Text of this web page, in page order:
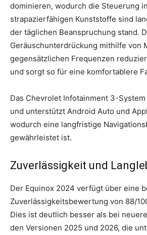
dominieren, wodurch die Steuerung
strapazierfähigen Kunststoffe sind
der täglichen Beanspruchung stand.
Geräuschunterdrückung mithilfe von
gegensätzlichen Frequenzen
und sorgt so für eine komfortablere
Das Chevrolet Infotainment 3-
und unterstützt Android Auto und
wodurch eine langfristige
gewährleistet ist.
Zuverlässigkeit und
Der Equinox 2024 verfügt über eine
Zuverlässigkeitsbewertung von 88/
Dies ist deutlich besser als bei
den Versionen 2025 und 2026, die